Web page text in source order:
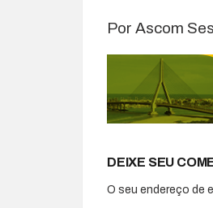
Por Ascom
DEIXE SEU
O seu endereço de